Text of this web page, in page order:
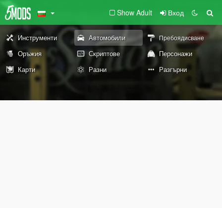
Show Adult Вход
Инструменти Автомобили Пребоядисване
Оръжия Скриптове
Персонажи
Карти
Разни Разгърни